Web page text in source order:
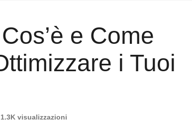
e Come
i Tuoi
1.3K visualizzazioni